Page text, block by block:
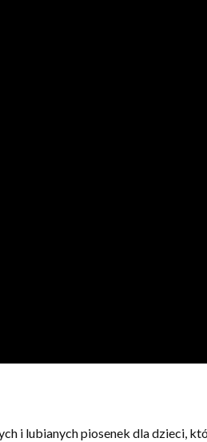
i lubianych piosenek dla dzieci,